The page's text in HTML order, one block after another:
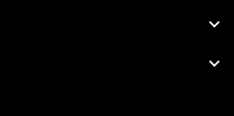

